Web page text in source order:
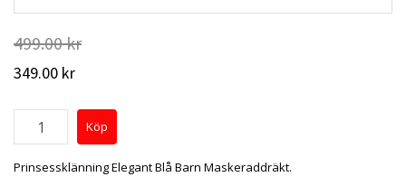
499.00 kr
349.00 kr
Prinsessklänning Elegant Blå Barn Maskeraddräkt.